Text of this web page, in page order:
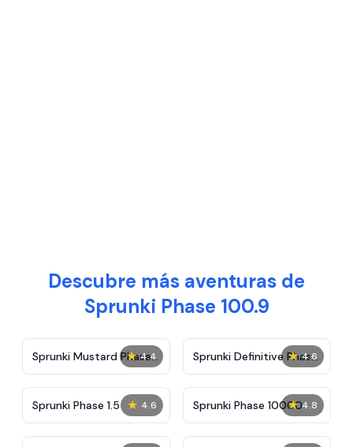
Descubre más aventuras de
Sprunki Phase 100.9
★ 4.4
Sprunki Mustard Phase
2
★ 4.6
Sprunki Definitive Phase
7
★ 4.6
Sprunki Phase 1.5 ★ 4.8
Sprunki Phase 10000